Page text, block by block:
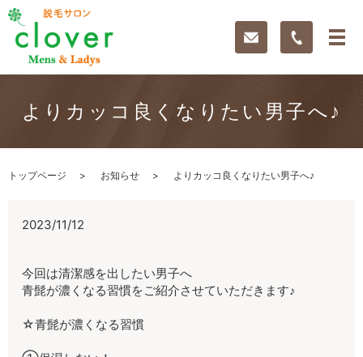
よりカッコ良くなりたい男子へ♪
トップページ お知らせ よりカッコ良くなりたい男子へ♪
2023/11/12
今回は清潔感を出したい男子へ
青髭が濃くなる習慣をご紹介させていただきます♪
☆青髭が濃くなる習慣